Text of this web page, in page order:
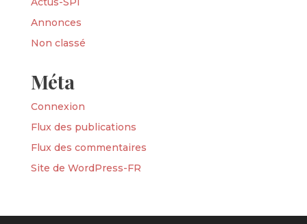
Annonces
Non classé
Méta
Connexion
Flux des publications
Flux des commentaires
Site de WordPress-FR